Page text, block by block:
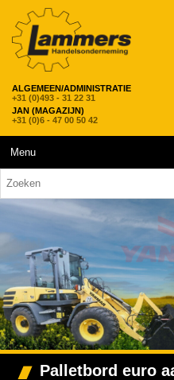
ALGEMEEN/ADMINISTRATIE
+31 (0)493 - 31 22 31
JAN (MAGAZIJN)
+31 (0)6 - 47 00 50 42
Menu
Palletbord euro